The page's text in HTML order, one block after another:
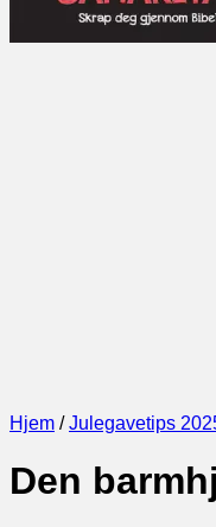
Hjem / Julegavetips
Den